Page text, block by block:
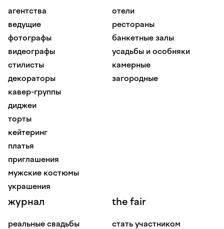
агентства
ведущие
фотографы
видеографы
стилисты
декораторы
кавер-группы
диджеи
торты
кейтеринг
платья
приглашения
мужские костюмы
украшения
отели
рестораны
банкетные залы
усадьбы и особняки
камерные
загородные
журнал
реальные свадьбы
the fair
стать участником